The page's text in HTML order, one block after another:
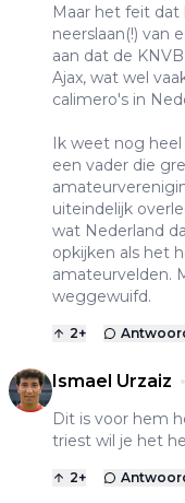
Maar het feit
neerslaan(!) van
aan dat de
Ajax, wat wel
calimero's in
Ik weet nog
een vader die
uiteindelijk
wat Nederland
opkijken als het
amateurvelden.
weggewuifd.
2+
Ismael Urzaiz
Dit is voor hem
triest wil je het
2+